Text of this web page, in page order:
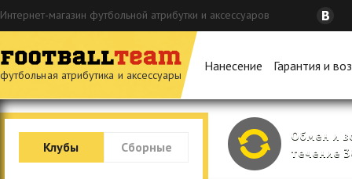
Интернет-магазин футбольной атрибутки и аксессуаров
футбольная атрибутика и аксессуары
Нанесение Гарантия и
Обмен и
течение
Клубы Сборные